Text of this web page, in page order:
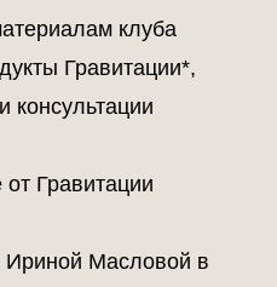
клуба
Гравитации*,
консультации
Гравитации
Масловой в